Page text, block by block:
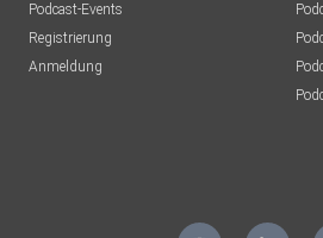
https://podcasts.apple.com/de/
macht-schule/id1649415019
Podcast-Events
Registrierung
Anmeldung